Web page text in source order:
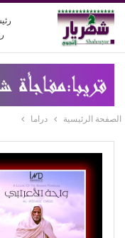
الصفحة الرئيسية دراما